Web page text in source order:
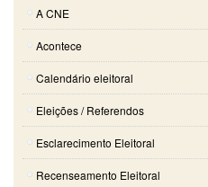
A CNE
Acontece
Calendário eleitoral
Eleições / Referendos
Esclarecimento Eleitoral
Recenseamento Eleitoral